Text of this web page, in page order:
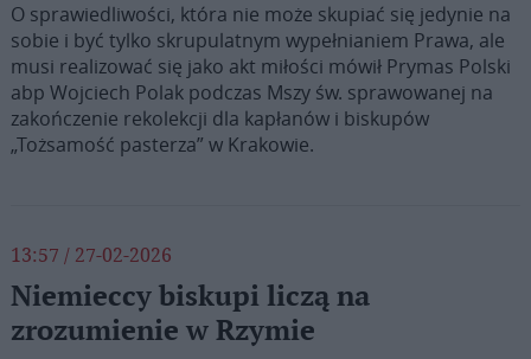
O sprawiedliwości, która nie może skupiać się jedynie na
sobie i być tylko skrupulatnym wypełnianiem Prawa, ale
musi realizować się jako akt miłości mówił Prymas Polski
abp Wojciech Polak podczas Mszy św. sprawowanej na
zakończenie rekolekcji dla kapłanów i biskupów
„Tożsamość pasterza” w Krakowie.
13:57 / 27-02-2026
Niemieccy biskupi liczą na
zrozumienie w Rzymie